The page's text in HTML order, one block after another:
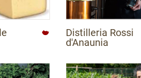
Distilleria Rossi
d'Anaunia